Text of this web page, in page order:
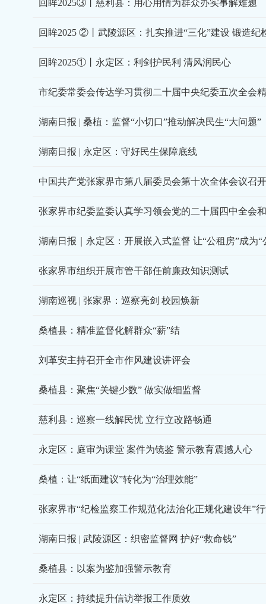
回眸2025③丨慈利县：用心用情为群众办实事解难题
回眸2025 ②丨武陵源区：扎实推进“三化”建设 锻造纪
回眸2025①丨永定区：利剑护民利 清风润民心
市纪委常委会传达学习贯彻二十届中央纪委五次全会
湖南日报 | 桑植：监督“小切口”推动解决民生“大问题”
湖南日报 | 永定区：守好民生保障底线
中国共产党张家界市第八届委员会第十次全体会议召开
湖南日报｜永定区：开展嵌入式监督 让“公租房”成为“
张家界市组织开展市管干部任前廉政知识测试
湖南巡视 | 张家界：巡察亮剑 校园焕新
桑植县：精准监督化解群众“薪”结
刘革安主持召开全市作风建设讲评会
桑植县：聚焦“关键少数” 做实做细监督
慈利县：巡察一线解民忧 立行立改路畅通
永定区：庭审为课堂 案件为镜鉴 警示教育震撼人心
桑植：让“纸面建议”转化为“治理效能”
张家界市“纪检监察工作规范化法治化正规化建设年”
湖南日报 | 武陵源区：织密监督网 护好“救命钱”
桑植县：以案为鉴加强警示教育
永定区：持续提升信访举报工作质效